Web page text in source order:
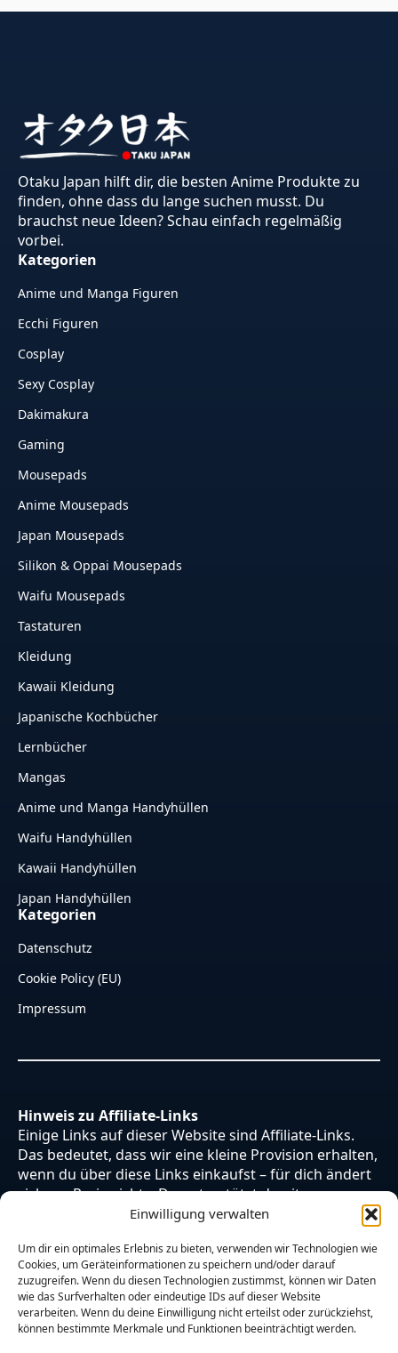
Einwilligung verwalten
Um dir ein optimales Erlebnis zu bieten, verwenden wir Technologien wie
Cookies, um Geräteinformationen zu speichern und/oder darauf
zuzugreifen. Wenn du diesen Technologien zustimmst, können wir Daten
wie das Surfverhalten oder eindeutige IDs auf dieser Website
verarbeiten. Wenn du deine Einwilligung nicht erteilst oder zurückziehst,
können bestimmte Merkmale und Funktionen beeinträchtigt werden.
Otaku Japan hilft dir, die besten Anime Produkte zu
finden, ohne dass du lange suchen musst. Du
brauchst neue Ideen? Schau einfach regelmäßig
vorbei.
Kategorien
Anime und Manga Figuren
Ecchi Figuren
Cosplay
Sexy Cosplay
Dakimakura
Gaming
Mousepads
Anime Mousepads
Japan Mousepads
Silikon & Oppai Mousepads
Waifu Mousepads
Tastaturen
Kleidung
Kawaii Kleidung
Japanische Kochbücher
Lernbücher
Mangas
Anime und Manga Handyhüllen
Waifu Handyhüllen
Kawaii Handyhüllen
Japan Handyhüllen
Kategorien
Datenschutz
Cookie Policy (EU)
Impressum
Hinweis zu Affiliate-Links
Einige Links auf dieser Website sind Affiliate-Links.
Das bedeutet, dass wir eine kleine Provision erhalten,
wenn du über diese Links einkaufst – für dich ändert
sich am Preis nichts. Du unterstützt damit unsere
Arbeit. Vielen Dank dafür!